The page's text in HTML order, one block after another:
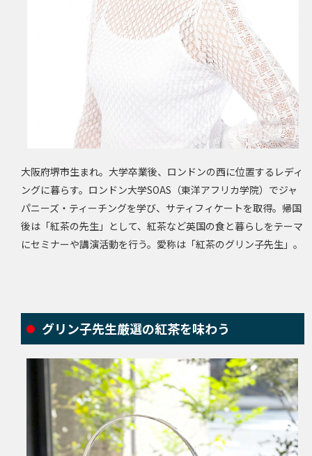
大阪府堺市生まれ。大学卒業後、ロンドンの西に位置するレディ
ングに暮らす。ロンドン大学SOAS（東洋アフリカ学院）でジャ
パニーズ・ティーチングを学び、サティフィケートを取得。帰国
後は「紅茶の先生」として、紅茶など英国の食と暮らしをテーマ
にセミナーや講演活動を行う。愛称は「紅茶のグリン子先生」。
グリン子先生厳選の紅茶を味わう